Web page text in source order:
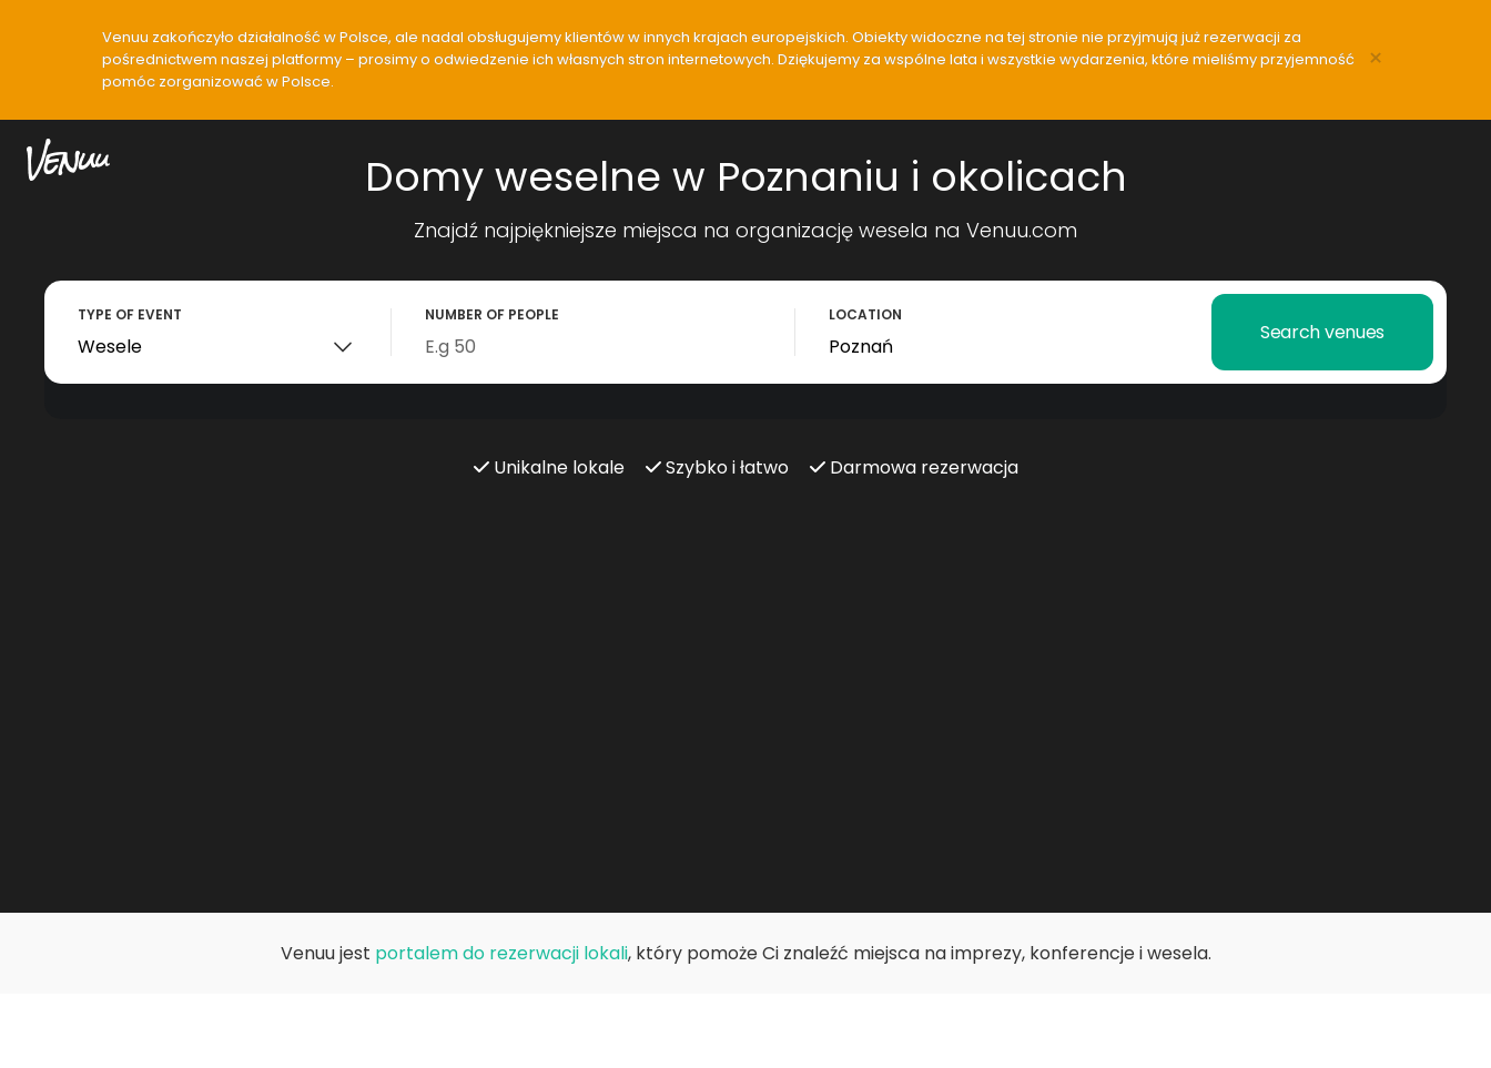
Venuu zakończyło działalność w Polsce, ale nadal obsługujemy klientów w innych krajach europejskich. Obiekty widoczne na tej stronie nie przyjmują już rezerwacji za
pośrednictwem naszej platformy – prosimy o odwiedzenie ich własnych stron internetowych. Dziękujemy za wspólne lata i wszystkie wydarzenia, które mieliśmy przyjemność
pomóc zorganizować w Polsce.
×
Domy weselne w Poznaniu i okolicach
Znajdź najpiękniejsze miejsca na organizację wesela na Venuu.com
TYPE OF EVENT NUMBER OF PEOPLE LOCATION
Search venues
Unikalne lokale Szybko i łatwo Darmowa rezerwacja
Venuu jest portalem do rezerwacji lokali, który pomoże Ci znaleźć miejsca na imprezy, konferencje i wesela.